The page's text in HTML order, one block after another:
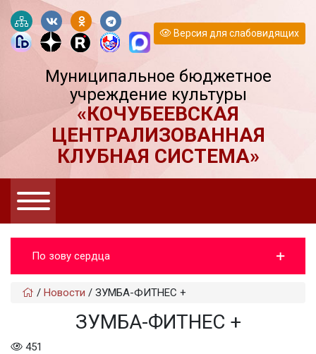
Версия для слабовидящих
Муниципальное бюджетное
учреждение культуры
«КОЧУБЕЕВСКАЯ
ЦЕНТРАЛИЗОВАННАЯ
КЛУБНАЯ СИСТЕМА»
По зову сердца
/ Новости / ЗУМБА-ФИТНЕС +
ЗУМБА-ФИТНЕС +
451